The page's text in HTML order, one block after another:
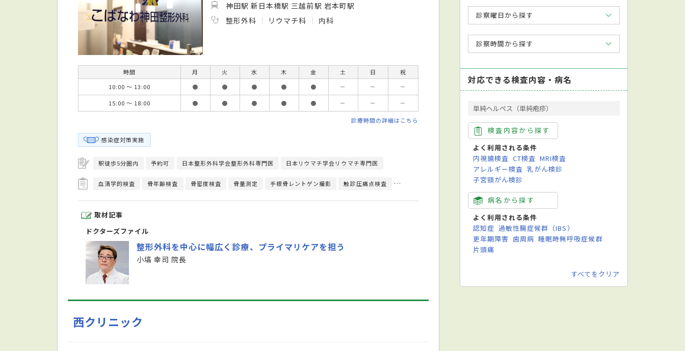
神田駅 新日本橋駅 三越前駅 岩本町駅
整形外科
リウマチ科 内科
時間 月 火 水 木 金 土 日
祝
10:00 ～ 13:00
● ● ● ● ● － －
－
15:00 ～ 18:00
● ● ● ● ● － － －
診療時間の詳細はこちら
感染症対策実施
駅徒歩5分圏内 予約可 日本整形外科学会整形外科専門医 日本リウマチ学会リウマチ専門医
血清学的検査 骨年齢検査 骨密度検査 骨量測定 手根骨レントゲン撮影 触診圧痛点検査 神経学的検査 Thomsen（トムセン）テスト
取材記事
ドクターズファイル
整形外科を中心に幅広く診療、プライマリケアを担う
小塙 幸司 院長
西クリニック
診察曜日から探す
診察時間から探す
対応できる検査内容・病名
単純ヘルペス（単純疱疹）
検査内容から探す
よく利用される条件
内視鏡検査 CT検査 MRI検査
アレルギー検査 乳がん検診
子宮頸がん検診
病名から探す
よく利用される条件
認知症 過敏性腸症候群（IBS）
更年期障害 歯周病 睡眠時無呼吸症候群
片頭痛
すべてをクリア